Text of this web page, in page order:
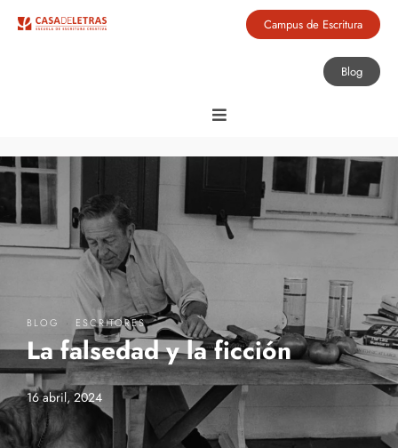
Campus de Escritura
Blog
BLOG · ESCRITORES
La falsedad y la ficción
16 abril, 2024